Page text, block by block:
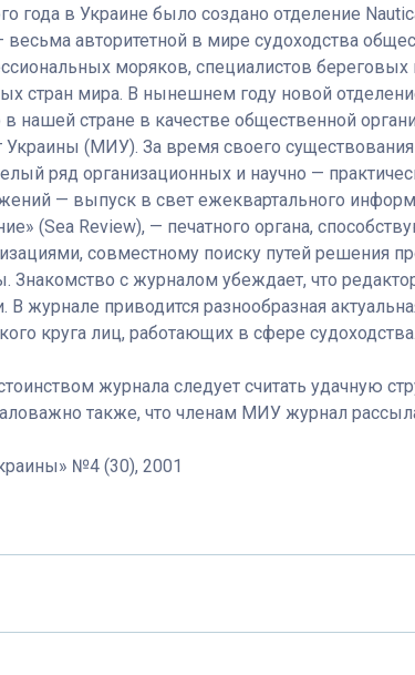
года в Украине было создано отделение
весьма авторитетной в мире судоходства
моряков, специалистов
стран мира. В нынешнем году новой
в нашей стране в качестве общественной
Украины (МИУ). За время своего
ряд организационных и научно —
— выпуск в свет ежеквартального
(Sea Review), — печатного органа,
совместному поиску путей решения
Знакомство с журналом убеждает, что
В журнале приводится разнообразная
круга лиц, работающих в сфере судоходства.
журнала следует считать удачную
также, что членам МИУ журнал
№4 (30), 2001